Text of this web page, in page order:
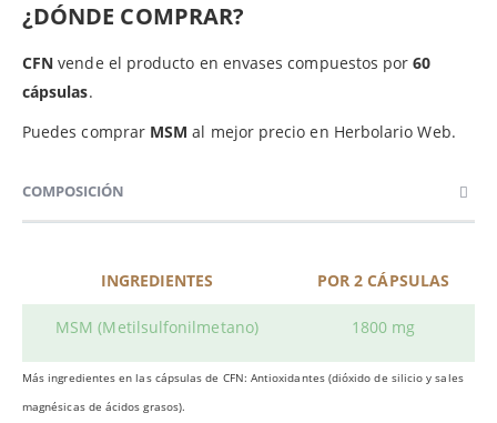
¿DÓNDE COMPRAR?
CFN vende el producto en envases compuestos por60
cápsulas.
Puedes comprar MSM al mejor precio en Herbolario Web.
COMPOSICIÓN
INGREDIENTES POR 2 CÁPSULAS
MSM (Metilsulfonilmetano) 1800 mg
Más ingredientes en las cápsulas de CFN: Antioxidantes (dióxido de silicio y sales
magnésicas de ácidos grasos).